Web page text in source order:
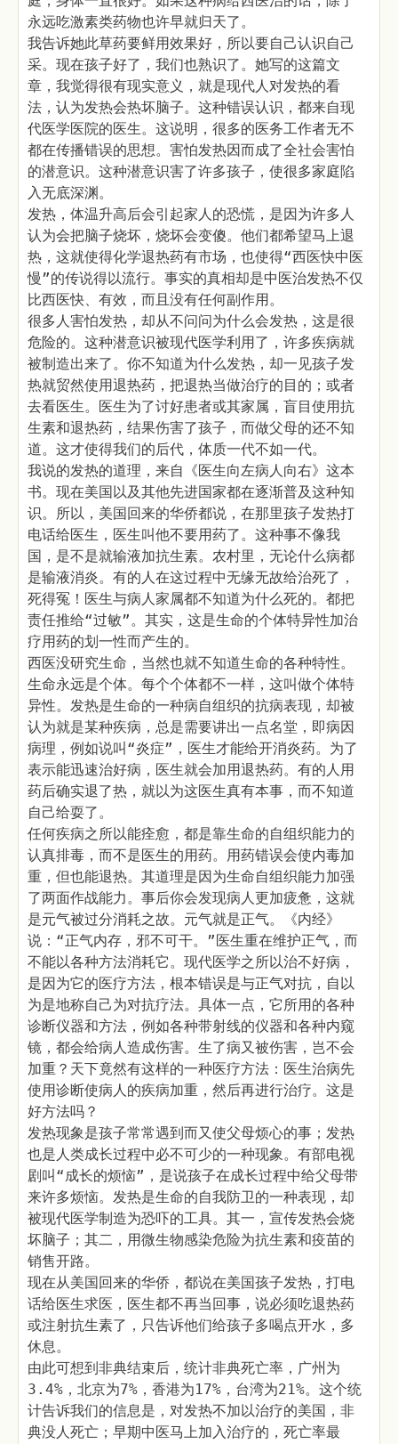
永远吃激素类药物也许早就归天了。
我告诉她此草药要鲜用效果好，所以要自己认识自己
采。现在孩子好了，我们也熟识了。她写的这篇文
章，我觉得很有现实意义，就是现代人对发热的看
法，认为发热会热坏脑子。这种错误认识，都来自现
代医学医院的医生。这说明，很多的医务工作者无不
都在传播错误的思想。害怕发热因而成了全社会害怕
的潜意识。这种潜意识害了许多孩子，使很多家庭陷
入无底深渊。
发热，体温升高后会引起家人的恐慌，是因为许多人
认为会把脑子烧坏，烧坏会变傻。他们都希望马上退
热，这就使得化学退热药有市场，也使得“西医快中医
慢”的传说得以流行。事实的真相却是中医治发热不仅
比西医快、有效，而且没有任何副作用。
很多人害怕发热，却从不问问为什么会发热，这是很
危险的。这种潜意识被现代医学利用了，许多疾病就
被制造出来了。你不知道为什么发热，却一见孩子发
热就贸然使用退热药，把退热当做治疗的目的；或者
去看医生。医生为了讨好患者或其家属，盲目使用抗
生素和退热药，结果伤害了孩子，而做父母的还不知
道。这才使得我们的后代，体质一代不如一代。
我说的发热的道理，来自《医生向左病人向右》这本
书。现在美国以及其他先进国家都在逐渐普及这种知
识。所以，美国回来的华侨都说，在那里孩子发热打
电话给医生，医生叫他不要用药了。这种事不像我
国，是不是就输液加抗生素。农村里，无论什么病都
是输液消炎。有的人在这过程中无缘无故给治死了，
死得冤！医生与病人家属都不知道为什么死的。都把
责任推给“过敏”。其实，这是生命的个体特异性加治
疗用药的划一性而产生的。
西医没研究生命，当然也就不知道生命的各种特性。
生命永远是个体。每个个体都不一样，这叫做个体特
异性。发热是生命的一种病自组织的抗病表现，却被
认为就是某种疾病，总是需要讲出一点名堂，即病因
病理，例如说叫“炎症”，医生才能给开消炎药。为了
表示能迅速治好病，医生就会加用退热药。有的人用
药后确实退了热，就以为这医生真有本事，而不知道
自己给耍了。
任何疾病之所以能痊愈，都是靠生命的自组织能力的
认真排毒，而不是医生的用药。用药错误会使内毒加
重，但也能退热。其道理是因为生命自组织能力加强
了两面作战能力。事后你会发现病人更加疲惫，这就
是元气被过分消耗之故。元气就是正气。《内经》
说：“正气内存，邪不可干。”医生重在维护正气，而
不能以各种方法消耗它。现代医学之所以治不好病，
是因为它的医疗方法，根本错误是与正气对抗，自以
为是地称自己为对抗疗法。具体一点，它所用的各种
诊断仪器和方法，例如各种带射线的仪器和各种内窥
镜，都会给病人造成伤害。生了病又被伤害，岂不会
加重？天下竟然有这样的一种医疗方法：医生治病先
使用诊断使病人的疾病加重，然后再进行治疗。这是
好方法吗？
发热现象是孩子常常遇到而又使父母烦心的事；发热
也是人类成长过程中必不可少的一种现象。有部电视
剧叫“成长的烦恼”，是说孩子在成长过程中给父母带
来许多烦恼。发热是生命的自我防卫的一种表现，却
被现代医学制造为恐吓的工具。其一，宣传发热会烧
坏脑子；其二，用微生物感染危险为抗生素和疫苗的
销售开路。
现在从美国回来的华侨，都说在美国孩子发热，打电
话给医生求医，医生都不再当回事，说必须吃退热药
或注射抗生素了，只告诉他们给孩子多喝点开水，多
休息。
由此可想到非典结束后，统计非典死亡率，广州为
3.4%，北京为7%，香港为17%，台湾为21%。这个统
计告诉我们的信息是，对发热不加以治疗的美国，非
典没人死亡；早期中医马上加入治疗的，死亡率最